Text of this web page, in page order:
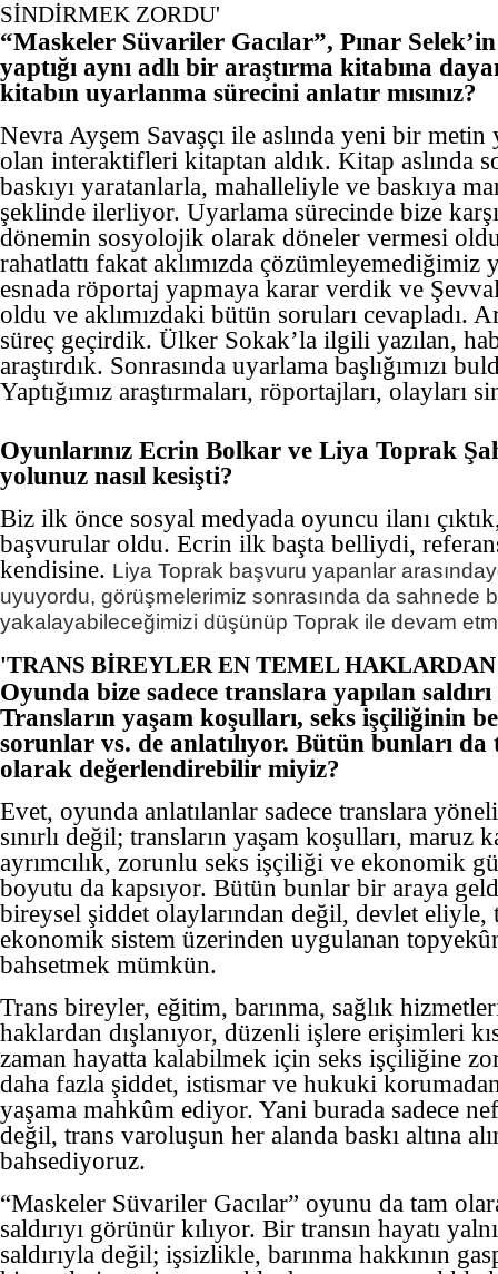
SİNDİRMEK ZORDU'
“Maskeler Süvariler Gacılar”, Pınar
yaptığı aynı adlı bir araştırma kitabına
kitabın uyarlanma sürecini anlatır mısınız?
Nevra Ayşem Savaşçı ile aslında yeni bir metin
olan interaktifleri kitaptan aldık. Kitap aslında
baskıyı yaratanlarla, mahalleliyle ve baskıya
şeklinde ilerliyor. Uyarlama sürecinde bize
dönemin sosyolojik olarak döneler vermesi
rahatlattı fakat aklımızda
esnada röportaj yapmaya karar verdik ve Şevval
oldu ve aklımızdaki bütün soruları cevapladı.
süreç geçirdik. Ülker Sokak’la ilgili yazılan,
araştırdık. Sonrasında uyarlama başlığımızı
Yaptığımız araştırmaları, röportajları, olayları
Oyunlarınız Ecrin Bolkar ve Liya Toprak
yolunuz nasıl kesişti?
Biz ilk önce sosyal medyada oyuncu ilanı
başvurular oldu. Ecrin ilk başta belliydi,
kendisine. Liya Toprak başvuru yapanlar
uyuyordu, görüşmelerimiz sonrasında da sahnede
yakalayabileceğimizi düşünüp Toprak ile devam
'TRANS BİREYLER EN TEMEL
Oyunda bize sadece translara yapılan saldırı
Transların yaşam koşulları, seks işçiliğinin
sorunlar vs. de anlatılıyor. Bütün bunları da
olarak değerlendirebilir miyiz?
Evet, oyunda anlatılanlar sadece translara
sınırlı değil; transların yaşam koşulları, maruz
ayrımcılık, zorunlu seks işçiliği ve ekonomik
boyutu da kapsıyor. Bütün bunlar bir araya
bireysel şiddet olaylarından değil, devlet eliyle,
ekonomik sistem üzerinden uygulanan
bahsetmek mümkün.
Trans bireyler, eğitim, barınma, sağlık
haklardan dışlanıyor, düzenli işlere erişimleri
zaman hayatta kalabilmek için seks işçiliğine
daha fazla şiddet, istismar ve hukuki
yaşama mahkûm ediyor. Yani burada sadece
değil, trans varoluşun her alanda baskı altına
bahsediyoruz.
“Maskeler Süvariler Gacılar” oyunu da tam
saldırıyı görünür kılıyor. Bir transın hayatı
saldırıyla değil; işsizlikle, barınma hakkının